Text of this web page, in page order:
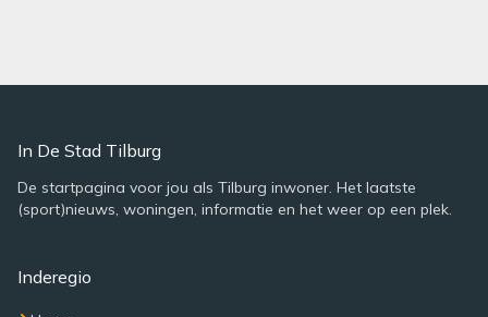
In De Stad Tilburg
De startpagina voor jou als Tilburg inwoner. Het laatste
(sport)nieuws, woningen, informatie en het weer op een plek.
Inderegio